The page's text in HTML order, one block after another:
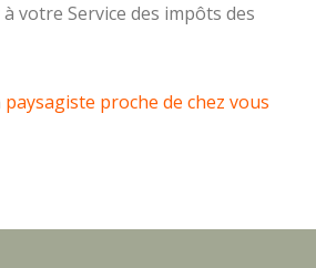
votre Service des impôts des
paysagiste proche de chez vous